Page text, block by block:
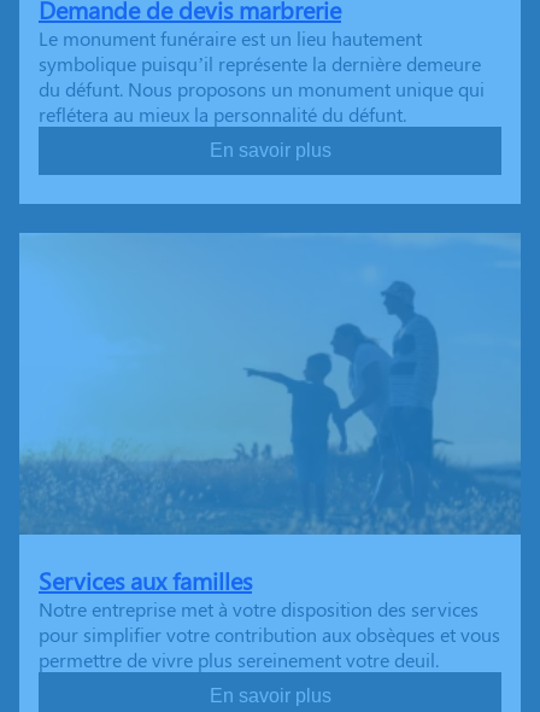
Demande de devis marbrerie
Le monument funéraire est un lieu hautement
symbolique puisqu’il représente la dernière demeure
du défunt. Nous proposons un monument unique qui
reflétera au mieux la personnalité du défunt.
En savoir plus
Services aux familles
Notre entreprise met à votre disposition des services
pour simplifier votre contribution aux obsèques et vous
permettre de vivre plus sereinement votre deuil.
En savoir plus